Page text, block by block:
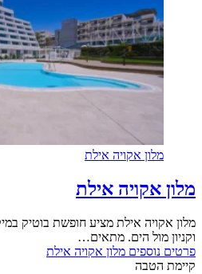
אקויה אילת
אילת
אילת מציע חופשת בוטיק במיקום
הים. מתאים…
מלון אקויה אילת